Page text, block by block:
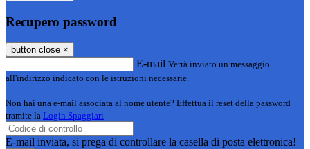
Recupero password
button close ×
E-mail Verrà inviato un messaggio
all'indirizzo indicato con le istruzioni necessarie.
Non hai una e-mail associata al nome utente? Effettua il reset della password
tramite la Login Spaggiari
E-mail inviata, si prega di controllare la casella di posta elettronica!